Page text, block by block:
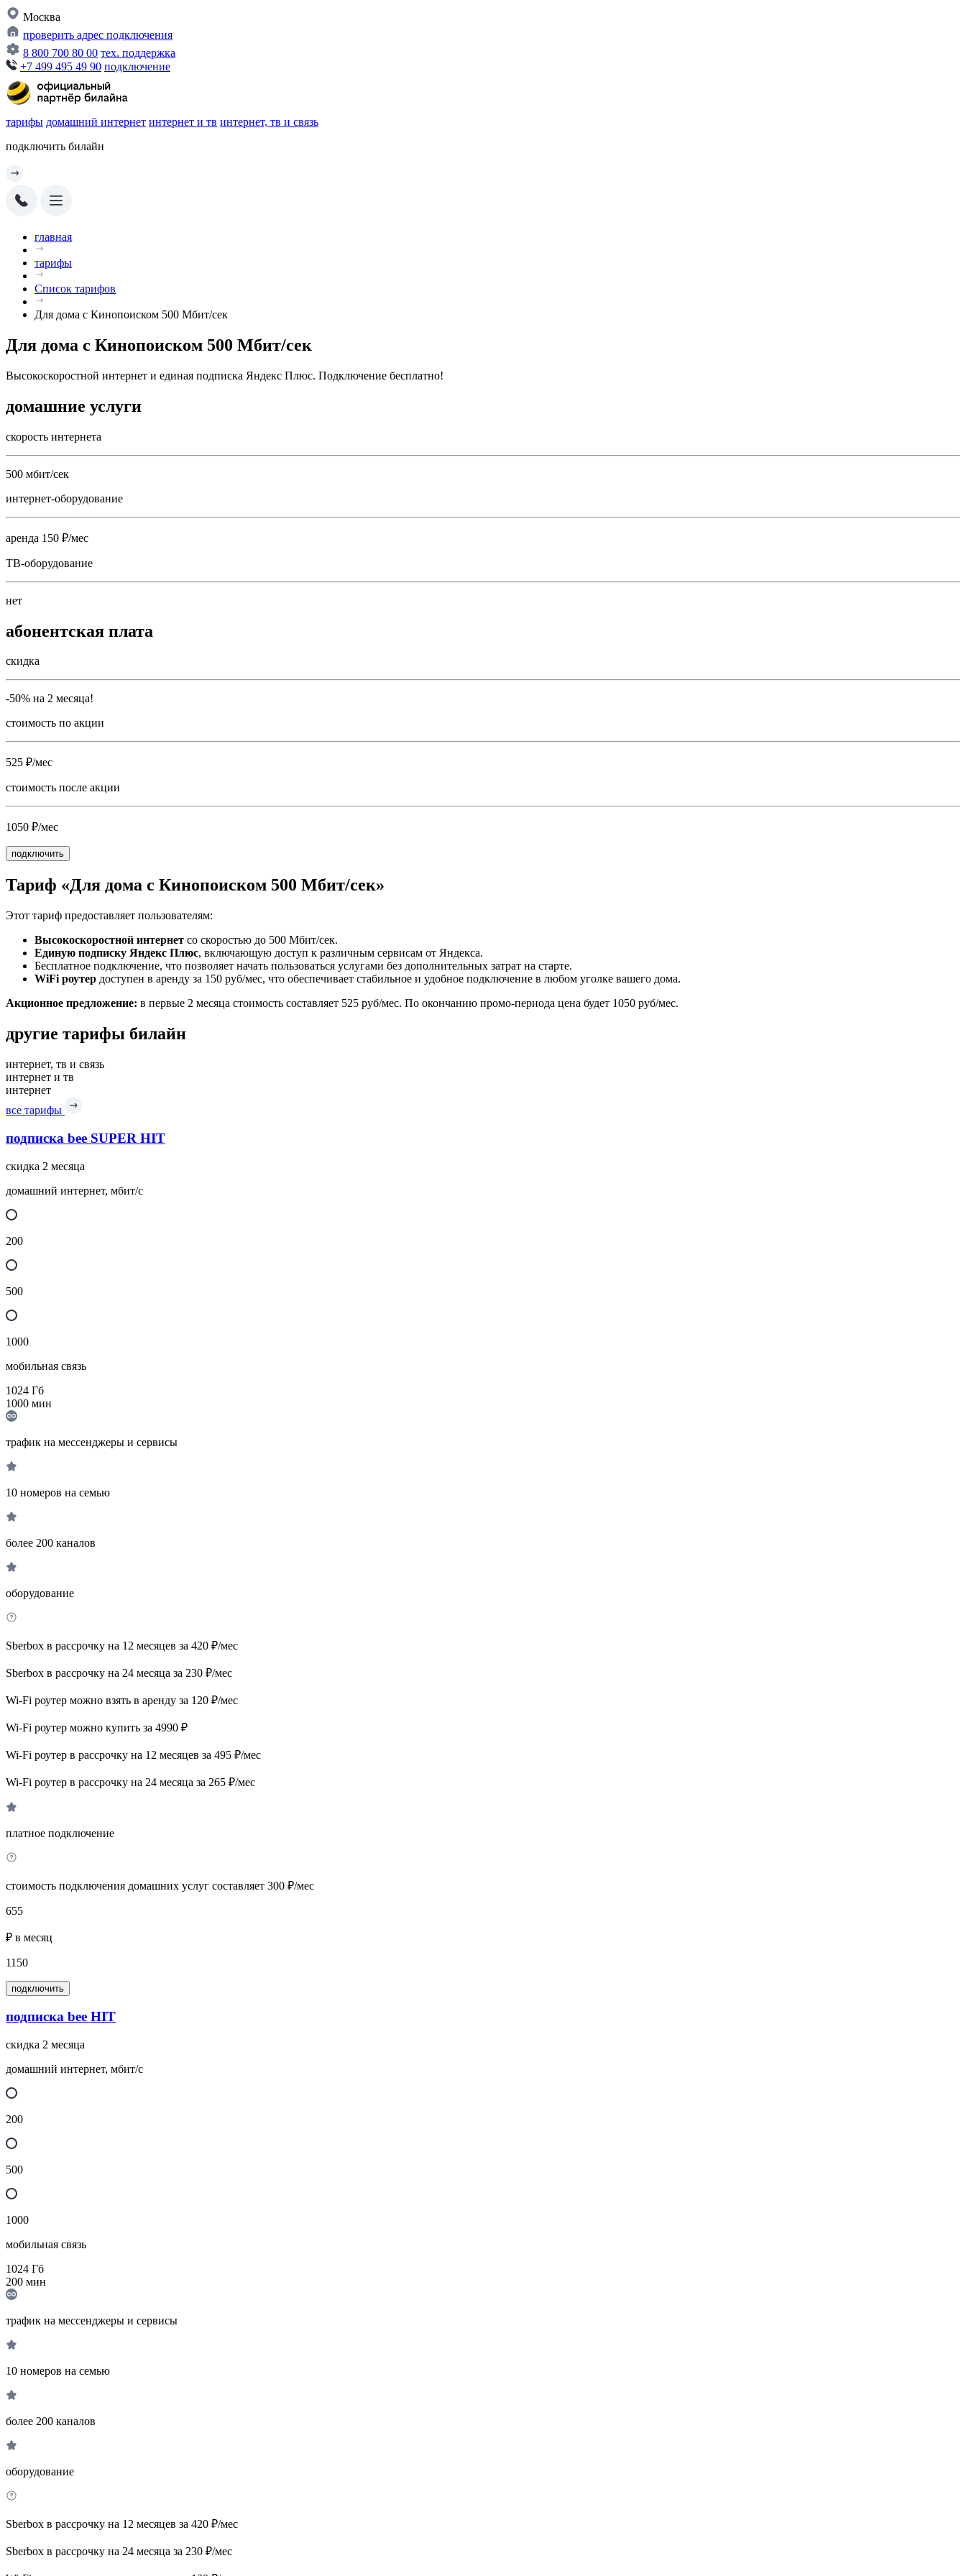
Москва
проверить адрес подключения
8 800 700 80 00 тех. поддержка
+7 499 495 49 90 подключение
тарифы домашний интернет интернет и тв интернет, тв и связь
подключить билайн
главная
тарифы
Список тарифов
Для дома с Кинопоиском 500 Мбит/сек
Для дома с Кинопоиском 500 Мбит/сек
Высокоскоростной интернет и единая подписка Яндекс Плюс. Подключение бесплатно!
домашние услуги
скорость интернета
500 мбит/сек
интернет-оборудование
аренда 150 ₽/мес
ТВ-оборудование
нет
абонентская плата
скидка
-50% на 2 месяца!
стоимость по акции
525 ₽/мес
стоимость после акции
1050 ₽/мес
подключить
Тариф «Для дома с Кинопоиском 500 Мбит/сек»
Этот тариф предоставляет пользователям:
Высокоскоростной интернет со скоростью до 500 Мбит/сек.
Единую подписку Яндекс Плюс, включающую доступ к различным сервисам от Яндекса.
Бесплатное подключение, что позволяет начать пользоваться услугами без дополнительных затрат на старте.
WiFi роутер доступен в аренду за 150 руб/мес, что обеспечивает стабильное и удобное подключение в любом уголке вашего дома.
Акционное предложение: в первые 2 месяца стоимость составляет 525 руб/мес. По окончанию промо-периода цена будет 1050 руб/мес.
другие тарифы билайн
интернет, тв и связь
интернет и тв
интернет
все тарифы
подписка bee SUPER HIT
скидка 2 месяца
домашний интернет, мбит/с
200
500
1000
мобильная связь
1024 Гб
1000 мин
трафик на мессенджеры и сервисы
10 номеров на семью
более 200 каналов
оборудование
Sberbox в рассрочку на 12 месяцев за 420 ₽/мес
Sberbox в рассрочку на 24 месяца за 230 ₽/мес
Wi-Fi роутер можно взять в аренду за 120 ₽/мес
Wi-Fi роутер можно купить за 4990 ₽
Wi-Fi роутер в рассрочку на 12 месяцев за 495 ₽/мес
Wi-Fi роутер в рассрочку на 24 месяца за 265 ₽/мес
платное подключение
стоимость подключения домашних услуг составляет 300 ₽/мес
655
₽ в месяц
1150
подключить
подписка bee HIT
скидка 2 месяца
домашний интернет, мбит/с
200
500
1000
мобильная связь
1024 Гб
200 мин
трафик на мессенджеры и сервисы
10 номеров на семью
более 200 каналов
оборудование
Sberbox в рассрочку на 12 месяцев за 420 ₽/мес
Sberbox в рассрочку на 24 месяца за 230 ₽/мес